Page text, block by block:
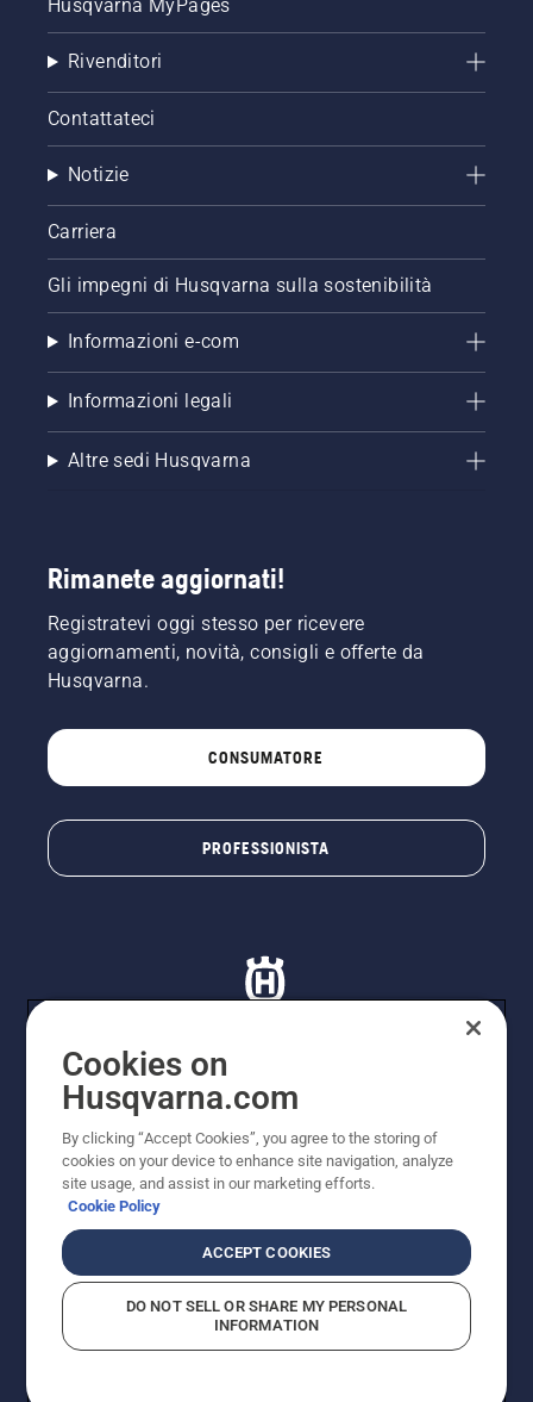
Husqvarna MyPages
Rivenditori
Contattateci
Notizie
Carriera
Gli impegni di Husqvarna sulla sostenibilità
Informazioni e-com
Informazioni legali
Altre sedi Husqvarna
Rimanete aggiornati!
Registratevi oggi stesso per ricevere
aggiornamenti, novità, consigli e offerte da
Husqvarna.
CONSUMATORE
PROFESSIONISTA
© Husqvarna AB (publ). Tutti i diritti riservati. I prezzi
Husqvarna Schweiz AG per i rivenditori specializzati
aderenti all’iniziativa, prezzi in CHF comprensivi di IVA
all’ 8,1% e TRA. Con riserva di modifica. Tutti i prezzi
indicati sono prezzi al dettaglio consigliati (IVA inclusa),
a meno che il prodotto non sia disponibile per l'acquisto
Informativa sulla privacyRiferimentiCGVF Negozio online
Segnalazione di presunte violazioni
Cookies on
Husqvarna.com
By clicking “Accept Cookies”, you agree to the storing of
cookies on your device to enhance site navigation, analyze
site usage, and assist in our marketing efforts.
Cookie Policy
ACCEPT COOKIES
DO NOT SELL OR SHARE MY PERSONAL
INFORMATION